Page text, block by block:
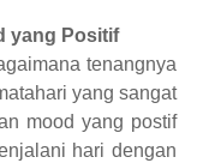
yang Positif
tenangnya
yang sangat
mood yang postif
hari dengan